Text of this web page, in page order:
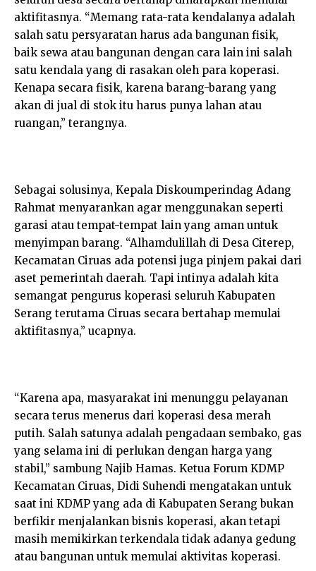
aktifitasnya. “Memang rata-rata kendalanya adalah
salah satu persyaratan harus ada bangunan fisik,
baik sewa atau bangunan dengan cara lain ini salah
satu kendala yang di rasakan oleh para koperasi.
Kenapa secara fisik, karena barang-barang yang
akan di jual di stok itu harus punya lahan atau
ruangan,” terangnya.
Sebagai solusinya, Kepala Diskoumperindag Adang
Rahmat menyarankan agar menggunakan seperti
garasi atau tempat-tempat lain yang aman untuk
menyimpan barang. “Alhamdulillah di Desa Citerep,
Kecamatan Ciruas ada potensi juga pinjem pakai dari
aset pemerintah daerah. Tapi intinya adalah kita
semangat pengurus koperasi seluruh Kabupaten
Serang terutama Ciruas secara bertahap memulai
aktifitasnya,” ucapnya.
“Karena apa, masyarakat ini menunggu pelayanan
secara terus menerus dari koperasi desa merah
putih. Salah satunya adalah pengadaan sembako, gas
yang selama ini di perlukan dengan harga yang
stabil,” sambung Najib Hamas. Ketua Forum KDMP
Kecamatan Ciruas, Didi Suhendi mengatakan untuk
saat ini KDMP yang ada di Kabupaten Serang bukan
berfikir menjalankan bisnis koperasi, akan tetapi
masih memikirkan terkendala tidak adanya gedung
atau bangunan untuk memulai aktivitas koperasi.